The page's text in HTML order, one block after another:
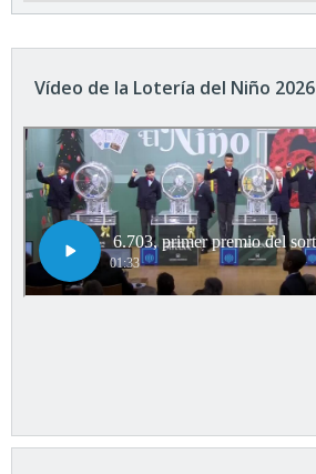
Vídeo de la Lotería del Niño 2026